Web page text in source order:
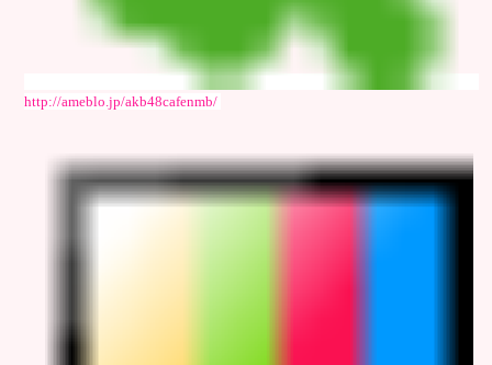
http://ameblo.jp/akb48cafenmb/